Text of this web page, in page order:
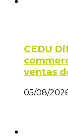
CEDU
ventas
05/08/